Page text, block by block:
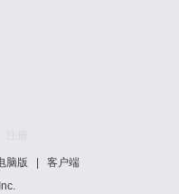
脑版
客户端